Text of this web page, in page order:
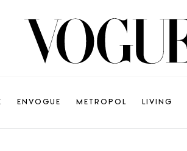
ENVOGUE METROPOL LIVING